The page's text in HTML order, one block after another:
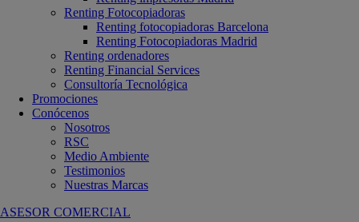
Renting Fotocopiadoras
Renting fotocopiadoras Barcelona
Renting Fotocopiadoras Madrid
Renting ordenadores
Renting Financial Services
Consultoría Tecnológica
Promociones
Conócenos
Nosotros
RSC
Medio Ambiente
Testimonios
Nuestras Marcas
ASESOR COMERCIAL